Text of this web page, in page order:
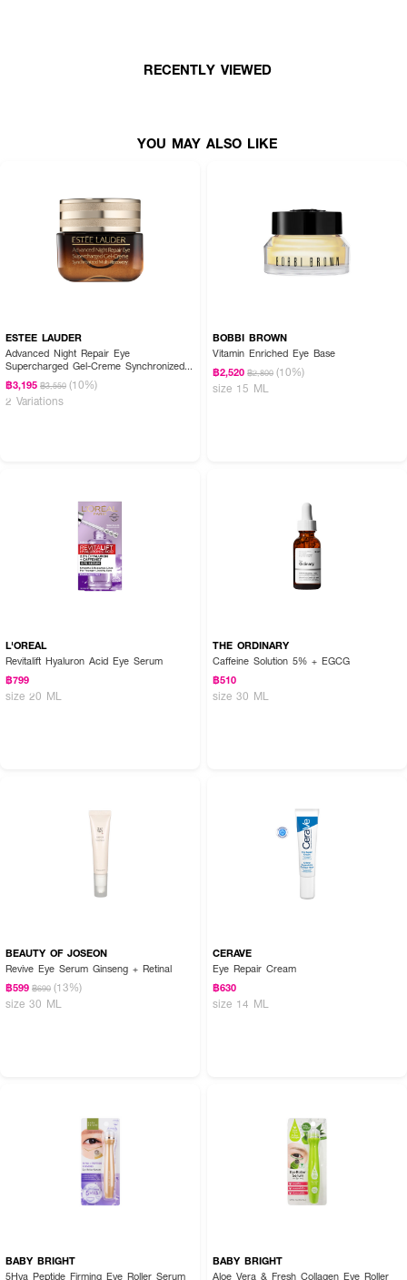
เป็นประจำทุกวันเช้า เย็น ตัวแรกของการลงสกินแคร์ (ใช้ในปริมาณเท่าเม็ดถั่วเขียว)
ขั้นตอนที่ 3 : หลังจากใช้เสร็จแล้วให้ทำความสะอาดหัวนวด และ ปิดฝาให้สนิท
วิธีการเก็บรักษา :ห้ามเก็บไว้ในอุณหภูมิที่สูงเกินไป
RECENTLY VIEWED
YOU MAY ALSO LIKE
ESTEE LAUDER
Advanced Night Repair Eye
Supercharged Gel-Creme Synchronized
Multi-Recovery
฿3,195 ฿3,550 (10%)
2 Variations
BOBBI BROWN
Vitamin Enriched Eye Base
฿2,520 ฿2,800 (10%)
size 15 ML
L'OREAL
Revitalift Hyaluron Acid Eye Serum
฿799
size 20 ML
THE ORDINARY
Caffeine Solution 5% + EGCG
฿510
size 30 ML
BEAUTY OF JOSEON
Revive Eye Serum Ginseng + Retinal
฿599 ฿690 (13%)
size 30 ML
CERAVE
Eye Repair Cream
฿630
size 14 ML
BABY BRIGHT
5Hya Peptide Firming Eye Roller Serum
BABY BRIGHT
Aloe Vera & Fresh Collagen Eye Roller